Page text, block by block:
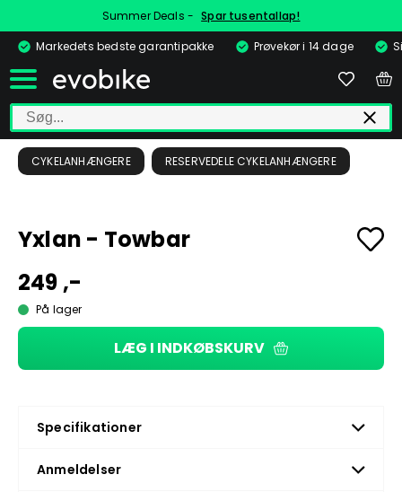
Summer Deals - Spar tusentallap!
Markedets bedste garantipakke
Prøvekør i 14 dage
CYKELANHÆNGERE RESERVEDELE CYKELANHÆNGERE
Yxlan - Towbar
249 ,-
På lager
LÆG I INDKØBSKURV
Specifikationer
Anmeldelser